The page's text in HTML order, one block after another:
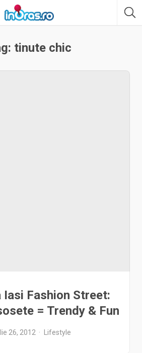
tinute chic
Iasi Fashion Street:
= Trendy & Fun
26, 2012 Lifestyle